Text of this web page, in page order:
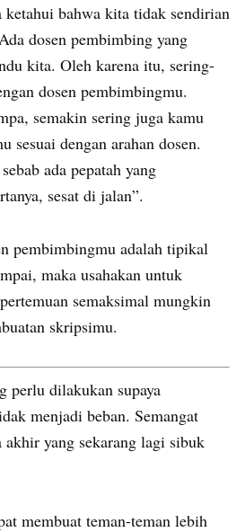
bahwa kita tidak sendirian
dosen pembimbing yang
kita. Oleh karena itu, sering-
dosen pembimbingmu.
semakin sering juga kamu
sesuai dengan arahan dosen.
ada pepatah yang
sesat di jalan”.
pembimbingmu adalah tipikal
maka usahakan untuk
semaksimal mungkin
skripsimu.
perlu dilakukan supaya
menjadi beban. Semangat
akhir yang sekarang lagi sibuk
membuat teman-teman lebih